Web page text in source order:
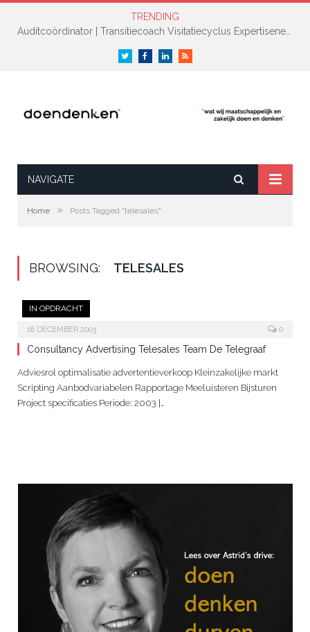
TRENDING
Auditcoördinator | Transitiecoach Visitatiecyclus Expertisenetwerk NAH +
Twitter FacebookLinkedInRSS
NAVIGATE
Home » Posts Tagged "telesales"
BROWSING: TELESALES
IN OPDRACHT
18 DECEMBER 2003 0
Consultancy Advertising Telesales Team De Telegraaf
Adviesrol optimalisatie advertentieverkoop Kleinzakelijke markt
Scripting Aanbodvariabelen Rapportage Meeluisteren Bijsturen
Project specificaties Periode: 2003 |…